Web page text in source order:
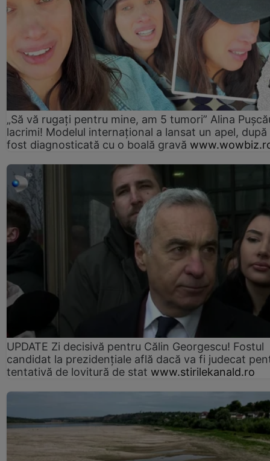
„Să vă rugați pentru mine, am 5 tumori” Alina
lacrimi! Modelul internațional a lansat un apel, după
fost diagnosticată cu o boală gravă
UPDATE Zi decisivă pentru Călin Georgescu! Fostul
candidat la prezidențiale află dacă va fi judecat
tentativă de lovitură de stat www.stirilekanald.ro